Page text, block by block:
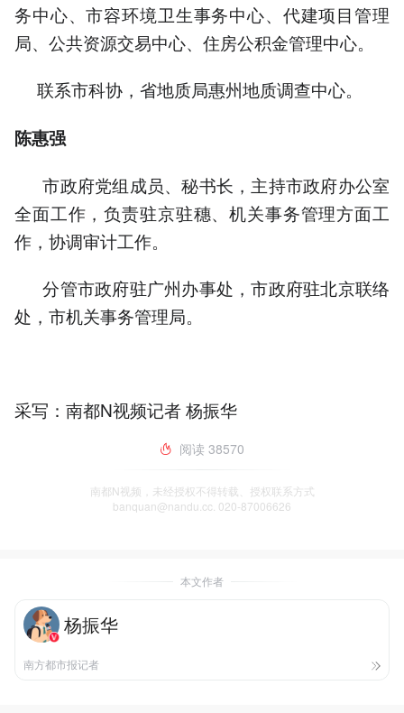
务中心、市容环境卫生事务中心、代建项目管理
局、公共资源交易中心、住房公积金管理中心。
联系市科协，省地质局惠州地质调查中心。
陈惠强
市政府党组成员、秘书长，主持市政府办公室
全面工作，负责驻京驻穗、机关事务管理方面工
作，协调审计工作。
分管市政府驻广州办事处，市政府驻北京联络
处，市机关事务管理局。
采写：南都N视频记者 杨振华
阅读 38570
南都N视频，未经授权不得转载、授权联系方式
banquan@nandu.cc. 020-87006626
本文作者
杨振华
南方都市报记者